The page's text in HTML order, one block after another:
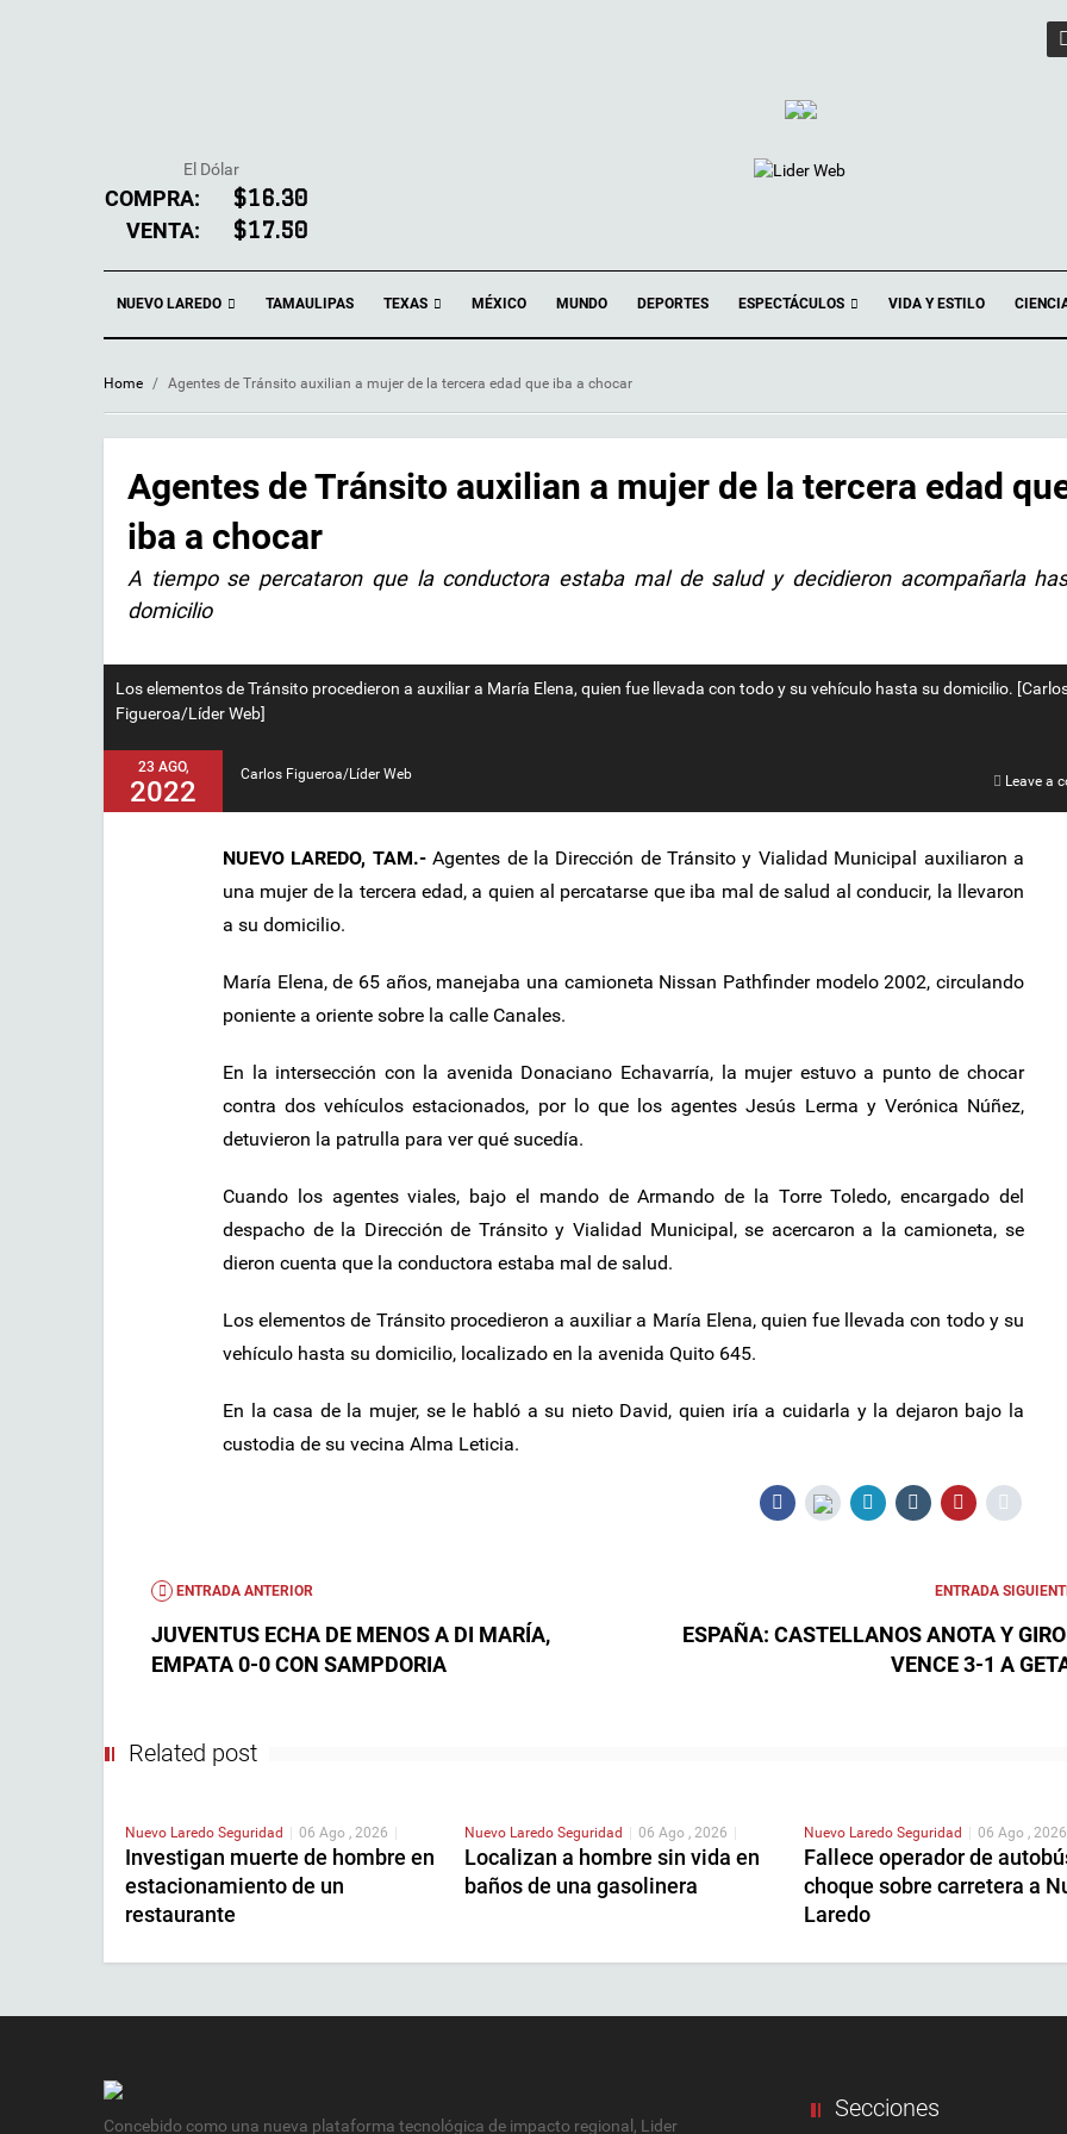
El Dólar
COMPRA: $16.30
VENTA: $17.50
NUEVO LAREDO TAMAULIPAS TEXAS MÉXICO MUNDO DEPORTES ESPECTÁCULOS VIDA Y ESTILO
Home / Agentes de Tránsito auxilian a mujer de la tercera edad que iba a chocar
Agentes de Tránsito auxilian a mujer de la tercera edad
iba a chocar
A tiempo se percataron que la conductora estaba mal de salud y decidieron acompañarla
domicilio
Los elementos de Tránsito procedieron a auxiliar a María Elena, quien fue llevada con todo y su vehículo hasta su domicilio.
Figueroa/Líder Web]
23 AGO,
2022
Carlos Figueroa/Líder Web Leave a
NUEVO LAREDO, TAM.-Agentes de la Dirección de Tránsito y Vialidad Municipal auxiliaron a
una mujer de la tercera edad, a quien al percatarse que iba mal de salud al conducir, la llevaron
a su domicilio.
María Elena, de 65 años, manejaba una camioneta Nissan Pathfinder modelo 2002, circulando
poniente a oriente sobre la calle Canales.
En la intersección con la avenida Donaciano Echavarría, la mujer estuvo a punto de chocar
contra dos vehículos estacionados, por lo que los agentes Jesús Lerma y Verónica Núñez,
detuvieron la patrulla para ver qué sucedía.
Cuando los agentes viales, bajo el mando de Armando de la Torre Toledo, encargado del
despacho de la Dirección de Tránsito y Vialidad Municipal, se acercaron a la camioneta, se
dieron cuenta que la conductora estaba mal de salud.
Los elementos de Tránsito procedieron a auxiliar a María Elena, quien fue llevada con todo y su
vehículo hasta su domicilio, localizado en la avenida Quito 645.
En la casa de la mujer, se le habló a su nieto David, quien iría a cuidarla y la dejaron bajo la
custodia de su vecina Alma Leticia.
ENTRADA ANTERIOR
JUVENTUS ECHA DE MENOS A DI MARÍA,
EMPATA 0-0 CON SAMPDORIA
ENTRADA
ESPAÑA: CASTELLANOS ANOTA Y
VENCE 3-1 A
Related post
Nuevo Laredo Seguridad | 06 Ago , 2026 |
Investigan muerte de hombre en
estacionamiento de un
restaurante
Nuevo Laredo Seguridad | 06 Ago , 2026 |
Localizan a hombre sin vida en
baños de una gasolinera
Nuevo Laredo Seguridad | 06 Ago , 2026
Fallece operador de
choque sobre carretera a
Laredo
Concebido como una nueva plataforma tecnológica de impacto regional, Lider
Secciones